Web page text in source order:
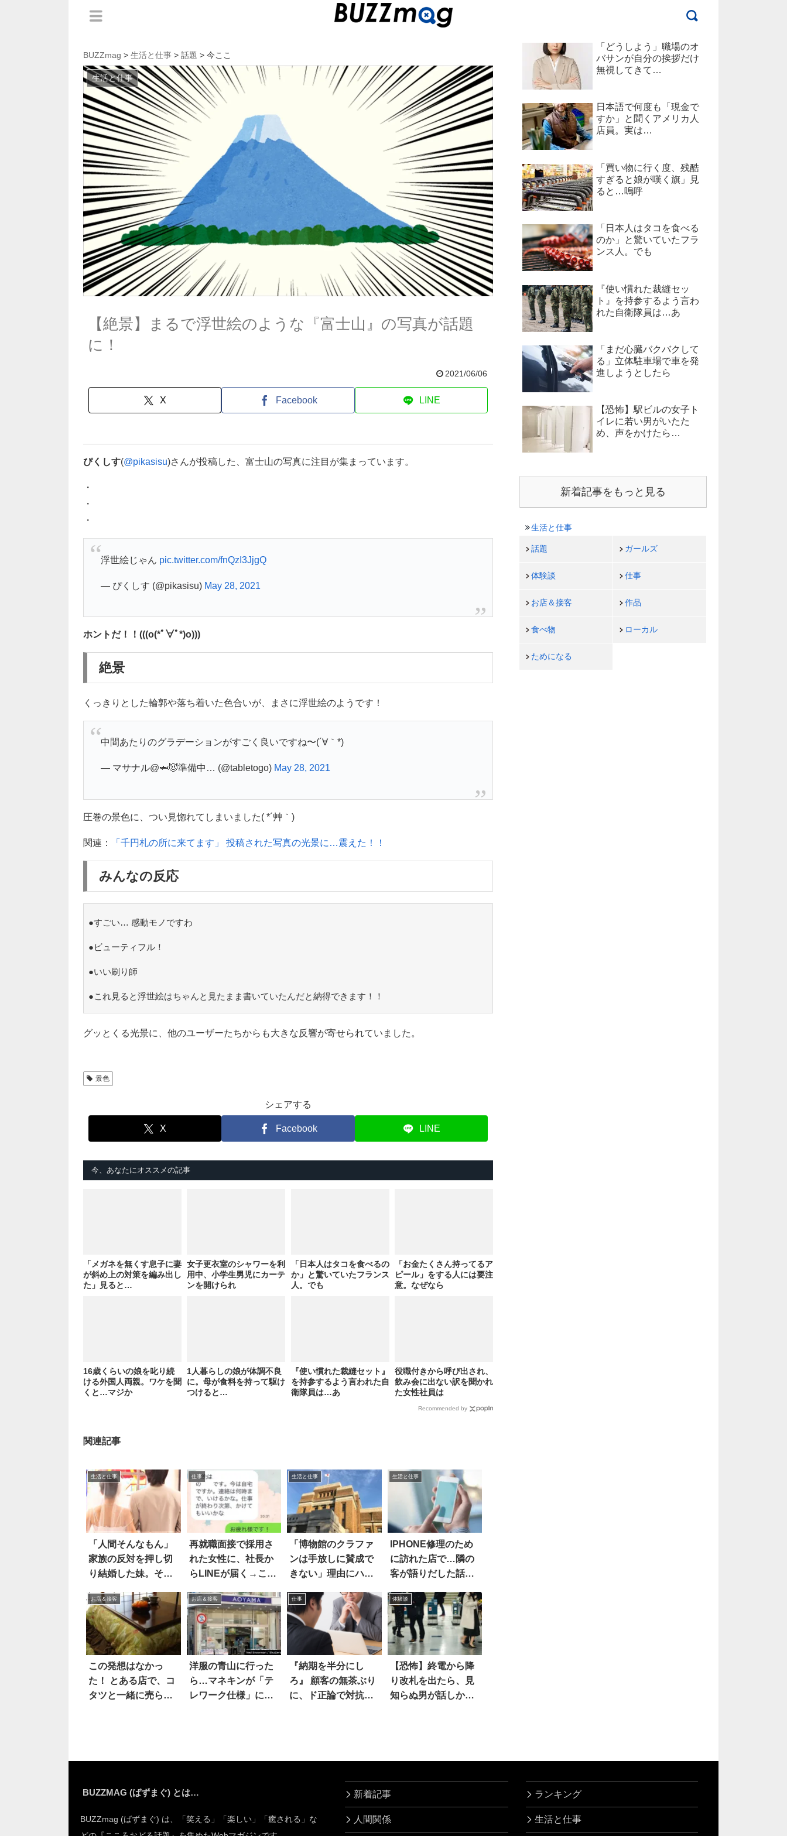
BUZZmag > 生活と仕事 > 話題 > 今ここ
生活と仕事
【絶景】まるで浮世絵のような『富士山』の写真が話題
に！
2021/06/06
X Facebook LINE
ぴくしす(@pikasisu)さんが投稿した、富士山の写真に注目が集まっています。
・
・
・
浮世絵じゃん pic.twitter.com/fnQzI3JjgQ
— ぴくしす (@pikasisu) May 28, 2021
ホントだ！！(((o(*ﾟ∀ﾟ*)o)))
絶景
くっきりとした輪郭や落ち着いた色合いが、まさに浮世絵のようです！
中間あたりのグラデーションがすごく良いですね〜(´∀｀*)
— マサナル@🦈😈準備中… (@tabletogo) May 28, 2021
圧巻の景色に、つい見惚れてしまいました( *´艸｀)
関連： 「千円札の所に来てます」 投稿された写真の光景に…震えた！！
みんなの反応
●すごい… 感動モノですわ
●ビューティフル！
●いい刷り師
●これ見ると浮世絵はちゃんと見たまま書いていたんだと納得できます！！
グッとくる光景に、他のユーザーたちからも大きな反響が寄せられていました。
景色
シェアする
X Facebook LINE
今、あなたにオススメの記事
「メガネを無くす息子に妻
が斜め上の対策を編み出し
た」見ると…
女子更衣室のシャワーを利
用中、小学生男児にカーテ
ンを開けられ
「日本人はタコを食べるの
か」と驚いていたフランス
人。でも
「お金たくさん持ってるア
ピール」をする人には要注
意。なぜなら
16歳くらいの娘を叱り続
ける外国人両親。ワケを聞
くと…マジか
1人暮らしの娘が体調不良
に。母が食料を持って駆け
つけると…
『使い慣れた裁縫セット』
を持参するよう言われた自
衛隊員は…あ
役職付きから呼び出され、
飲み会に出ない訳を聞かれ
た女性社員は
Recommended by
関連記事
生活と仕事
「人間そんなもん」
家族の反対を押し切
り結婚した妹。その
仕事
再就職面接で採用さ
れた女性に、社長か
らLINEが届く→これ
生活と仕事
「博物館のクラファ
ンは手放しに賛成で
きない」理由にハッ
生活と仕事
IPHONE修理のため
に訪れた店で…隣の
客が語りだした話
お店＆接客
この発想はなかっ
た！ とある店で、コ
タツと一緒に売られ
お店＆接客
洋服の青山に行った
ら…マネキンが「テ
レワーク仕様」にな
仕事
『納期を半分にし
ろ』 顧客の無茶ぶり
に、ド正論で対抗す
体験談
【恐怖】終電から降
り改札を出たら、見
知らぬ男が話しかけ
「どうしよう」職場のオ
バサンが自分の挨拶だけ
無視してきて…
日本語で何度も「現金で
すか」と聞くアメリカ人
店員。実は…
「買い物に行く度、残酷
すぎると娘が嘆く旗」見
ると…嗚呼
「日本人はタコを食べる
のか」と驚いていたフラ
ンス人。でも
『使い慣れた裁縫セッ
ト』を持参するよう言わ
れた自衛隊員は…あ
「まだ心臓バクバクして
る」立体駐車場で車を発
進しようとしたら
【恐怖】駅ビルの女子ト
イレに若い男がいたた
め、声をかけたら…
新着記事をもっと見る
生活と仕事
話題 ガールズ
体験談 仕事
お店＆接客 作品
食べ物 ローカル
ためになる
BUZZMAG (ばずまぐ) とは…
BUZZmag (ばずまぐ) は、「笑える」「楽しい」「癒される」な
新着記事
人間関係
ランキング
生活と仕事